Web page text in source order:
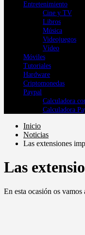
Entretenimiento
Cine y TV
Libros
Música
Videojuegos
Vídeo
Móviles
Tutoriales
Hardware
Criptomonedas
Paypal
Calculadora
Calculadora
Inicio
Noticias
Las extensiones
Las
En esta ocasión os vamos